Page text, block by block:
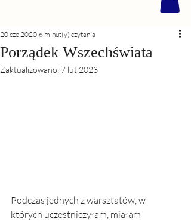
Porządek Wszechświata
20 cze 2020 6 minut(y) czytania
Zaktualizowano: 7 lut 2023
Podczas jednych z warsztatów, w
których uczestniczyłam, miałam